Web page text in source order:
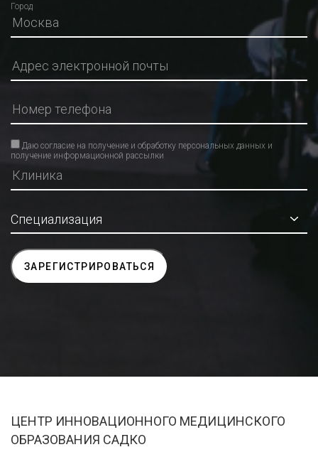
Город
Даю согласие на получение и обработку персональных данных и
получение информационной рассылки
ЦЕНТР ИННОВАЦИОННОГО МЕДИЦИНСКОГО
ОБРАЗОВАНИЯ САДКО